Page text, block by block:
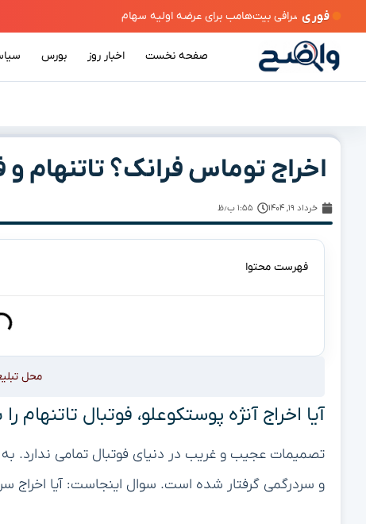
فوری
صفحه نخست اخبار روز بورس
اخراج توماس فرانک؟ تاتنهام
خرداد ۱۹, ۱۴۰۴ ۱:۵۵ ب٫ظ
فهرست محتوا
محل
آیا اخراج آنژه پوستکوعلو، فوتبال
تصمیمات عجیب و غریب در دنیای فوتبال تمامی ندارد. به
و سردرگمی گرفتار شده است. سوال اینجاست: آیا اخراج